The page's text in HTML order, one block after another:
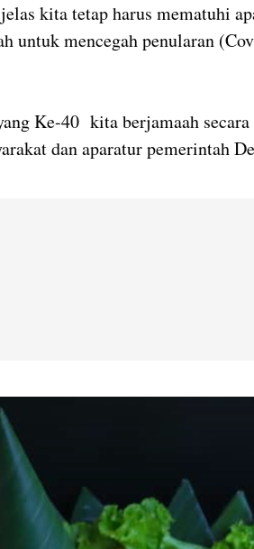
kita tetap harus mematuhi
untuk mencegah penularan
Ke-40 kita berjamaah secara
dan aparatur pemerintah